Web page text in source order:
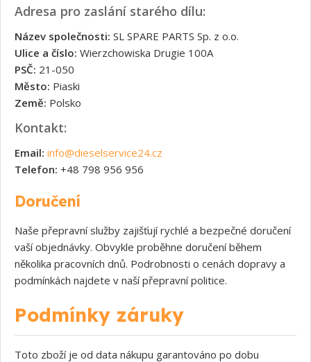
Adresa pro zaslání starého dílu:
Název společnosti: SL SPARE PARTS Sp. z o.o.
Ulice a číslo: Wierzchowiska Drugie 100A
PSČ: 21-050
Město: Piaski
Země: Polsko
Kontakt:
Email: info@dieselservice24.cz
Telefon: +48 798 956 956
Doručení
Naše přepravní služby zajišťují rychlé a bezpečné doručení
vaší objednávky. Obvykle proběhne doručení během
několika pracovních dnů. Podrobnosti o cenách dopravy a
podmínkách najdete v naší přepravní politice.
Podmínky záruky
Toto zboží je od data nákupu garantováno po dobu